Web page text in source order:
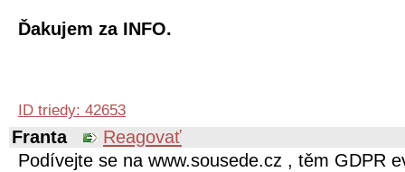
Ďakujem za INFO.
ID triedy: 42653
Franta
Reagovať
Podívejte se na www.sousede.cz , těm GDPR